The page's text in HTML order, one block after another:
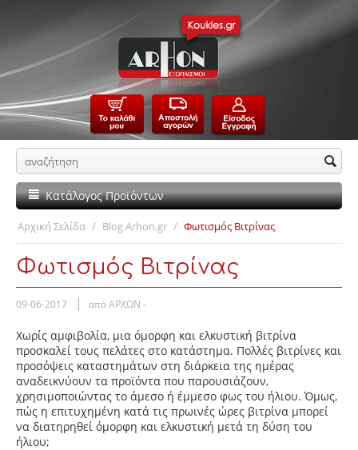
Κατάλογος Προϊόντων
Αρχική Σελίδα / Blog Arhon.gr / Φωτισμός Βιτρίνας
Φωτισμός Βιτρίνας
09-06-2017 από ΑΡΧΩΝ -
Χωρίς αμφιβολία, μια όμορφη και ελκυστική βιτρίνα
προσκαλεί τους πελάτες στο κατάστημα. Πολλές βιτρίνες και
προσόψεις καταστημάτων στη διάρκεια της ημέρας
αναδεικνύουν τα προϊόντα που παρουσιάζουν,
χρησιμοποιώντας το άμεσο ή έμμεσο φως του ήλιου. Όμως,
πώς η επιτυχημένη κατά τις πρωινές ώρες βιτρίνα μπορεί
να διατηρηθεί όμορφη και ελκυστική μετά τη δύση του
ήλιου;